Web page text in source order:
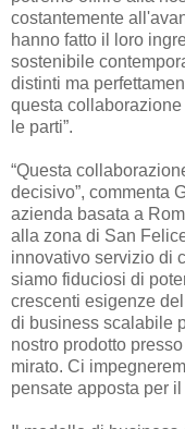
costantemente
hanno fatto il loro
sostenibile
distinti ma
questa
le parti”.
“Questa
decisivo”, commenta
azienda basata a
alla zona di San
innovativo servizio di
siamo fiduciosi di
crescenti esigenze
di business scalabile
nostro prodotto
mirato. Ci
pensate apposta per